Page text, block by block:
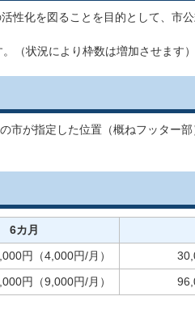
性化を図ることを目的として、市
（状況により枠数は増加させます）
市が指定した位置（概ねフッター部
6カ月
円（4,000円/月）
円（9,000円/月）